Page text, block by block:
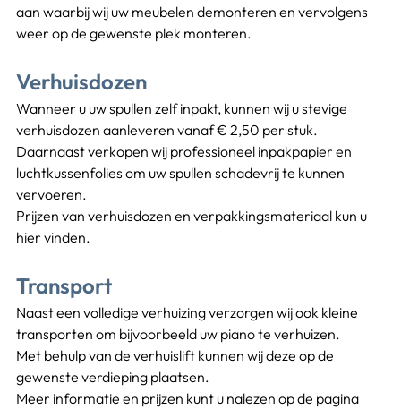
aan waarbij wij uw meubelen demonteren en vervolgens
weer op de gewenste plek monteren.
Verhuisdozen
Wanneer u uw spullen zelf inpakt, kunnen wij u stevige
verhuisdozen aanleveren vanaf € 2,50 per stuk.
Daarnaast verkopen wij professioneel inpakpapier en
luchtkussenfolies om uw spullen schadevrij te kunnen
vervoeren.
Prijzen van verhuisdozen en verpakkingsmateriaal kun u
hier vinden.
Transport
Naast een volledige verhuizing verzorgen wij ook kleine
transporten om bijvoorbeeld uw piano te verhuizen.
Met behulp van de verhuislift kunnen wij deze op de
gewenste verdieping plaatsen.
Meer informatie en prijzen kunt u nalezen op de pagina